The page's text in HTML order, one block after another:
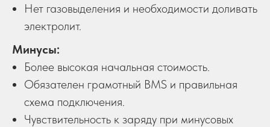
Нет газовыделения и необходимости доливать
электролит.
Минусы:
Более высокая начальная стоимость.
Обязателен грамотный BMS и правильная
схема подключения.
Чувствительность к заряду при минусовых